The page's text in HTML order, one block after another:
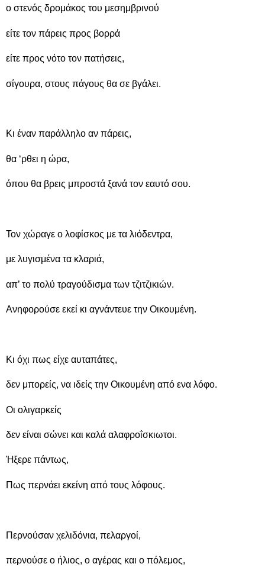
ο στενός δρομάκος του μεσημβρινού
είτε τον πάρεις προς βορρά
είτε προς νότο τον πατήσεις,
σίγουρα, στους πάγους θα σε βγάλει.
Κι έναν παράλληλο αν πάρεις,
θα ‘ρθει η ώρα,
όπου θα βρεις μπροστά ξανά τον εαυτό σου.
Τον χώραγε ο λοφίσκος με τα λιόδεντρα,
με λυγισμένα τα κλαριά,
απ’ το πολύ τραγούδισμα των τζιτζικιών.
Ανηφορούσε εκεί κι αγνάντευε την Οικουμένη.
Κι όχι πως είχε αυταπάτες,
δεν μπορείς, να ιδείς την Οικουμένη από ενα λόφο.
Οι ολιγαρκείς
δεν είναι σώνει και καλά αλαφροΐσκιωτοι.
Ήξερε πάντως,
Πως περνάει εκείνη από τους λόφους.
Περνούσαν χελιδόνια, πελαργοί,
περνούσε ο ήλιος, ο αγέρας και ο πόλεμος,